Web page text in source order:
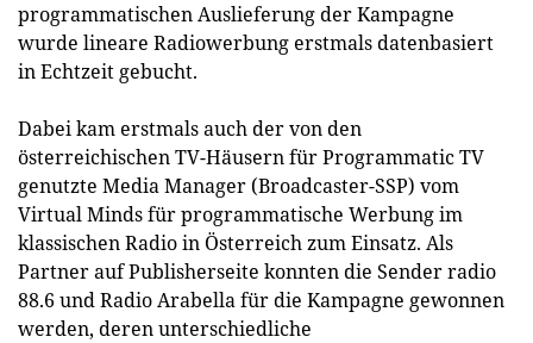
programmatischen Auslieferung der Kampagne
wurde lineare Radiowerbung erstmals datenbasiert
in Echtzeit gebucht.
Dabei kam erstmals auch der von den
österreichischen TV-Häusern für Programmatic TV
genutzte Media Manager (Broadcaster-SSP) vom
Virtual Minds für programmatische Werbung im
klassischen Radio in Österreich zum Einsatz. Als
Partner auf Publisherseite konnten die Sender radio
88.6 und Radio Arabella für die Kampagne gewonnen
werden, deren unterschiedliche